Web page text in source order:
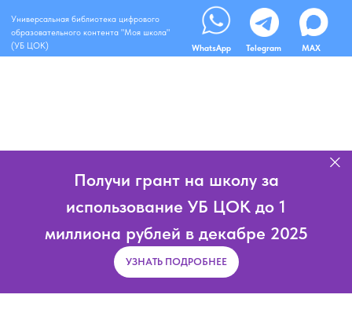
образовательного контента "Моя школа"
(УБ ЦОК) WhatsApp MAX
Получи грант на школу за
использование УБ ЦОК до 1
миллиона рублей в декабре 2025
УЗНАТЬ ПОДРОБНЕЕ